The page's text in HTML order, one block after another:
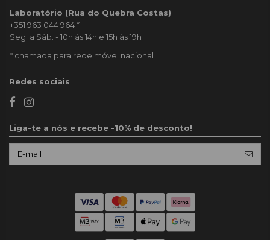
Laboratório (Rua do Quebra Costas)
+351 963 044 964*
Seg. a Sáb. - 10h às 14h e 15h às 19h
* chamada para rede móvel nacional
Redes sociais
Liga-te a nós e recebe -10% de desconto!